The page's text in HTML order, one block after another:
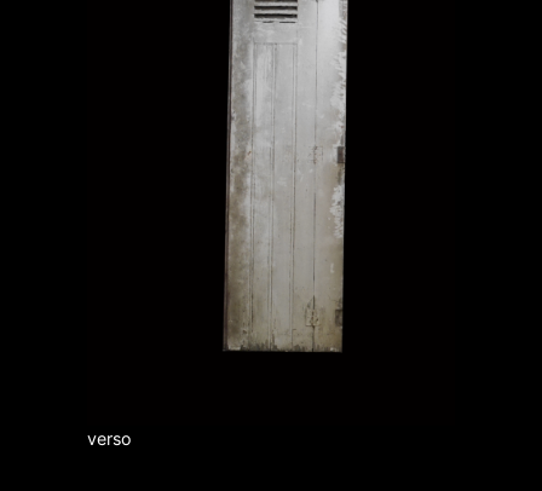
verso